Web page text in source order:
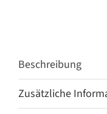
Beschreibung
Zusätzliche